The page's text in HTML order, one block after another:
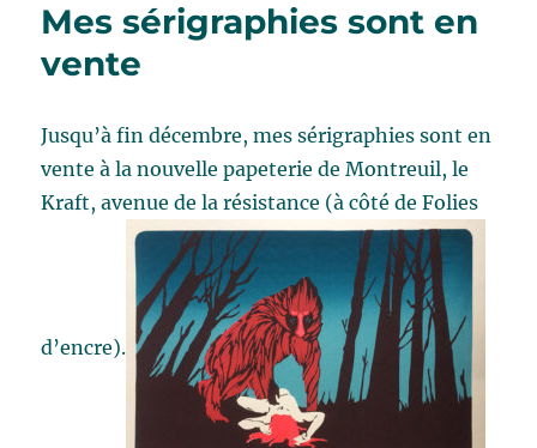
Mes sérigraphies sont en
vente
Jusqu’à fin décembre, mes sérigraphies sont en
vente à la nouvelle papeterie de Montreuil, le
Kraft, avenue de la résistance (à côté de Folies
d’encre).